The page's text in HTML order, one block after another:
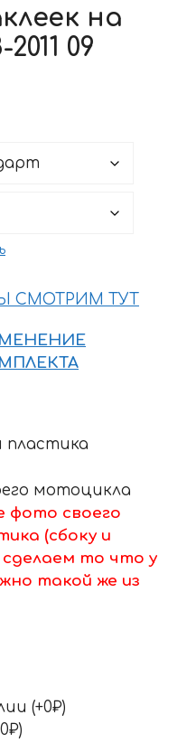
на
09
СМОТРИМ ТУТ
мотоцикла
фото своего
(сбоку и
то что у
такой же из
(+0₽)